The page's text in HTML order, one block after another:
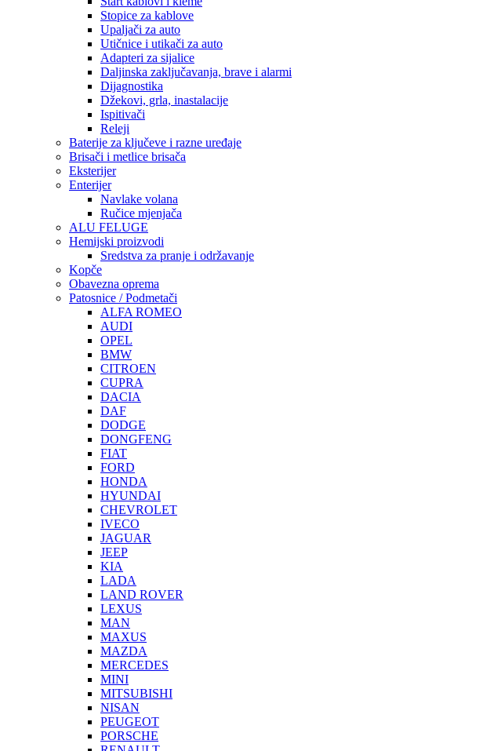
Stopice za kablove
Upaljači za auto
Utičnice i utikači za auto
Adapteri za sijalice
Daljinska zaključavanja, brave i alarmi
Dijagnostika
Džekovi, grla, inastalacije
Ispitivači
Releji
Baterije za ključeve i razne uređaje
Brisači i metlice brisača
Eksterijer
Enterijer
Navlake volana
Ručice mjenjača
ALU FELUGE
Hemijski proizvodi
Sredstva za pranje i održavanje
Kopče
Obavezna oprema
Patosnice / Podmetači
ALFA ROMEO
AUDI
OPEL
BMW
CITROEN
CUPRA
DACIA
DAF
DODGE
DONGFENG
FIAT
FORD
HONDA
HYUNDAI
CHEVROLET
IVECO
JAGUAR
JEEP
KIA
LADA
LAND ROVER
LEXUS
MAN
MAXUS
MAZDA
MERCEDES
MINI
MITSUBISHI
NISAN
PEUGEOT
PORSCHE